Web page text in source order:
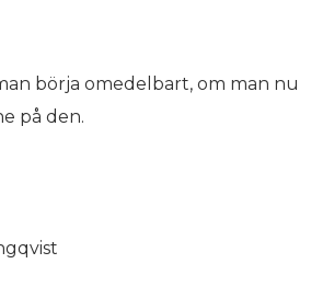
börja omedelbart, om man nu
på den.